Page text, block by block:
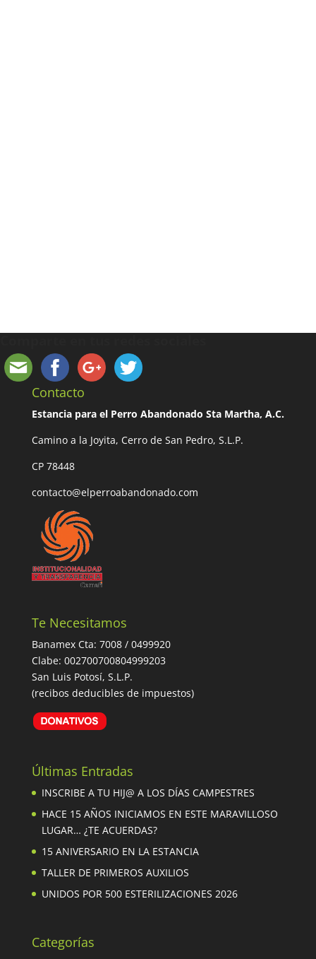
Contacto
Estancia para el Perro Abandonado Sta Martha, A.C.
Camino a la Joyita, Cerro de San Pedro, S.L.P.
CP 78448
contacto@elperroabandonado.com
Te Necesitamos
Banamex Cta: 7008 / 0499920
Clabe: 002700700804999203
San Luis Potosí, S.L.P.
(recibos deducibles de impuestos)
Últimas Entradas
INSCRIBE A TU HIJ@ A LOS DÍAS CAMPESTRES
HACE 15 AÑOS INICIAMOS EN ESTE MARAVILLOSO
LUGAR… ¿TE ACUERDAS?
15 ANIVERSARIO EN LA ESTANCIA
TALLER DE PRIMEROS AUXILIOS
UNIDOS POR 500 ESTERILIZACIONES 2026
Categorías